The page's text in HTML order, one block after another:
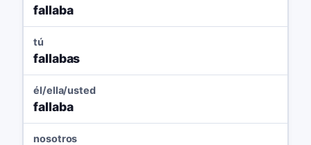
fallaba
tú
fallabas
él/ella/usted
fallaba
nosotros